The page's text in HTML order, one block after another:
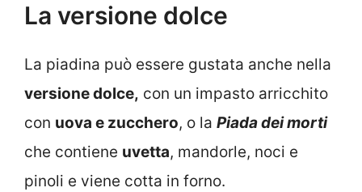
La versione dolce
La piadina può essere gustata anche nella
versione dolce, con un impasto arricchito
con uova e zucchero, o la Piada dei morti
che contiene uvetta, mandorle, noci e
pinoli e viene cotta in forno.